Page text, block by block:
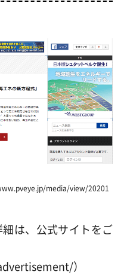
media/view/20201
細は、公式サイトをご
）